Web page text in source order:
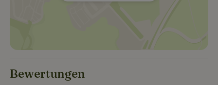
Bewertungen